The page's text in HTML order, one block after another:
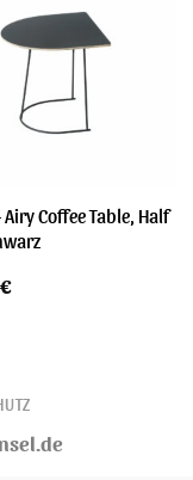
Coffee Table, Half
€